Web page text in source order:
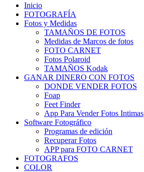
Inicio
FOTOGRAFÍA
Fotos y Medidas
TAMAÑOS DE FOTOS
Medidas de Marcos de fotos
FOTO CARNET
Fotos Polaroid
TAMAÑOS Kodak
GANAR DINERO CON FOTOS
DONDE VENDER FOTOS
Foap
Feet Finder
App Para Vender Fotos Intimas
Software Fotográfico
Programas de edición
Recuperar Fotos
APP para FOTO CARNET
FOTOGRAFOS
COLOR